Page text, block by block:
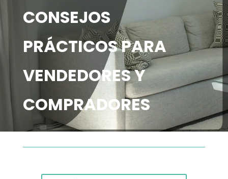
CONSEJOS
PRÁCTICOS PARA
VENDEDORES Y
COMPRADORES